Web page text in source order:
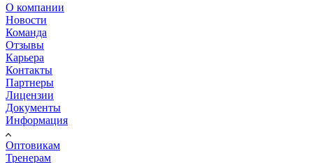
О компании
Новости
Команда
Отзывы
Карьера
Контакты
Партнеры
Лицензии
Документы
Информация
Оптовикам
Тренерам